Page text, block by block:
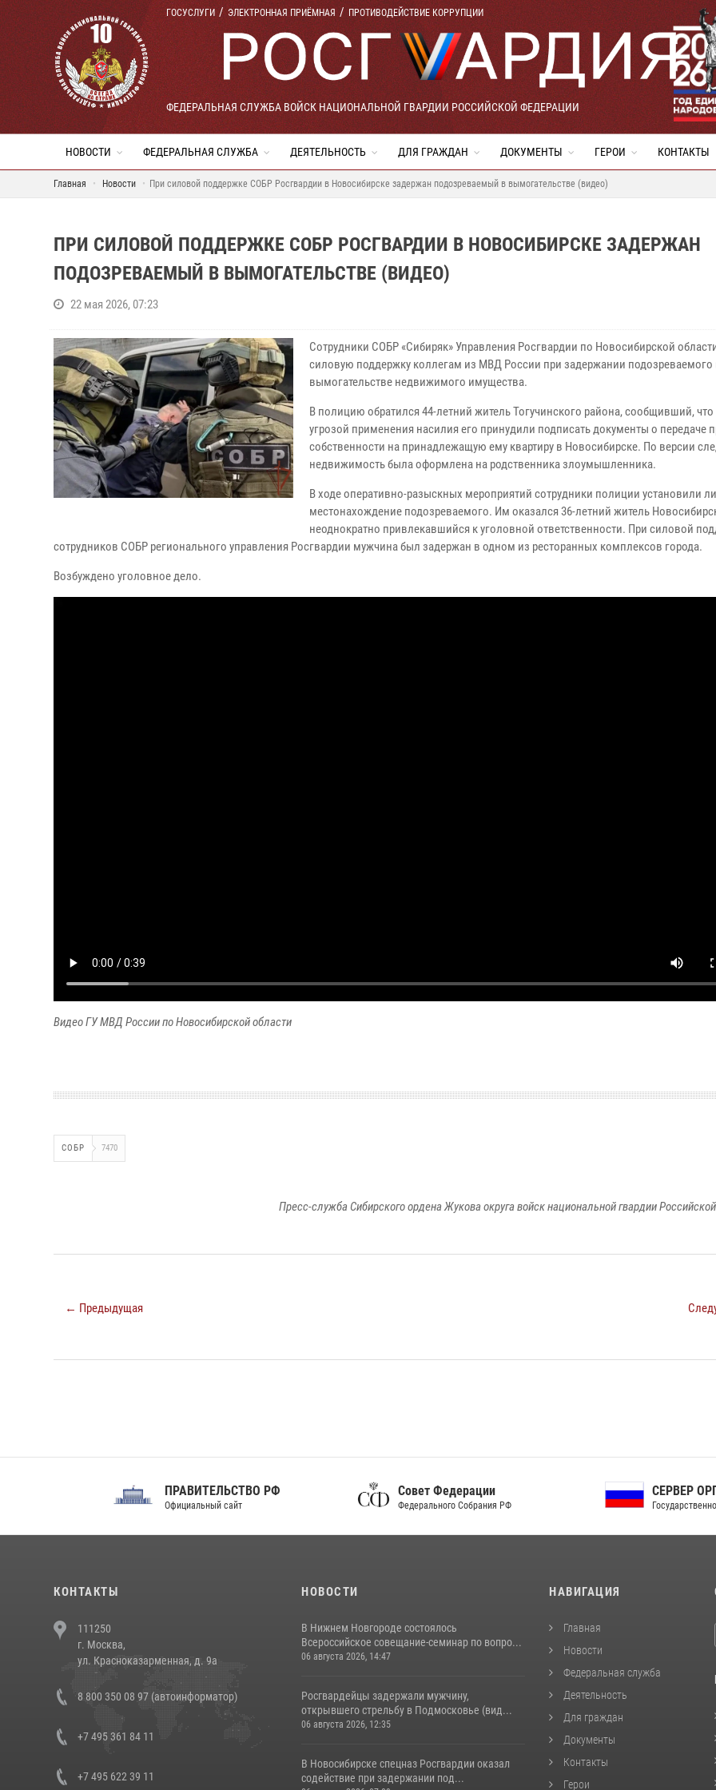
ГОСУСЛУГИ ЭЛЕКТРОННАЯ ПРИЁМНАЯ ПРОТИВОДЕЙСТВИЕ КОРРУПЦИИ
ФЕДЕРАЛЬНАЯ СЛУЖБА ВОЙСК НАЦИОНАЛЬНОЙ ГВАРДИИ РОССИЙСКОЙ ФЕДЕРАЦИИ
НОВОСТИ ФЕДЕРАЛЬНАЯ СЛУЖБА ДЕЯТЕЛЬНОСТЬ ДЛЯ ГРАЖДАН ДОКУМЕНТЫ ГЕРОИ КОНТАКТЫ
Главная Новости При силовой поддержке СОБР Росгвардии в Новосибирске задержан подозреваемый в вымогательстве (видео)
ПРИ СИЛОВОЙ ПОДДЕРЖКЕ СОБР РОСГВАРДИИ В НОВОСИБИРСКЕ ЗАДЕРЖАН
ПОДОЗРЕВАЕМЫЙ В ВЫМОГАТЕЛЬСТВЕ (ВИДЕО)
22 мая 2026, 07:23
Сотрудники СОБР «Сибиряк» Управления Росгвардии по Новосибирской
силовую поддержку коллегам из МВД России при задержании подозреваемого
вымогательстве недвижимого имущества.
В полицию обратился 44-летний житель Тогучинского района, сообщивший,
угрозой применения насилия его принудили подписать документы о передаче
собственности на принадлежащую ему квартиру в Новосибирске. По версии
недвижимость была оформлена на родственника злоумышленника.
В ходе оперативно-разыскных мероприятий сотрудники полиции установили
местонахождение подозреваемого. Им оказался 36-летний житель
неоднократно привлекавшийся к уголовной ответственности. При силовой
сотрудников СОБР регионального управления Росгвардии мужчина был задержан в одном из ресторанных комплексов города.
Возбуждено уголовное дело.
Видео ГУ МВД России по Новосибирской области
СОБР 7470
Пресс-служба Сибирского ордена Жукова округа войск национальной гвардии
← Предыдущая
ПРАВИТЕЛЬСТВО РФ
Официальный сайт
Совет Федерации
Федерального Собрания РФ
СЕРВЕР ОРГАНОВ
Государственной власти РФ
КОНТАКТЫ
111250
г. Москва,
ул. Красноказарменная, д. 9а
8 800 350 08 97 (автоинформатор)
+7 495 361 84 11
+7 495 622 39 11
НОВОСТИ
В Нижнем Новгороде состоялось
Всероссийское совещание-семинар по вопро...
06 августа 2026, 14:47
Росгвардейцы задержали мужчину,
открывшего стрельбу в Подмосковье (вид...
06 августа 2026, 12:35
В Новосибирске спецназ Росгвардии оказал
содействие при задержании под...
НАВИГАЦИЯ
Главная
Новости
Федеральная служба
Деятельность
Для граждан
Документы
Контакты
Герои